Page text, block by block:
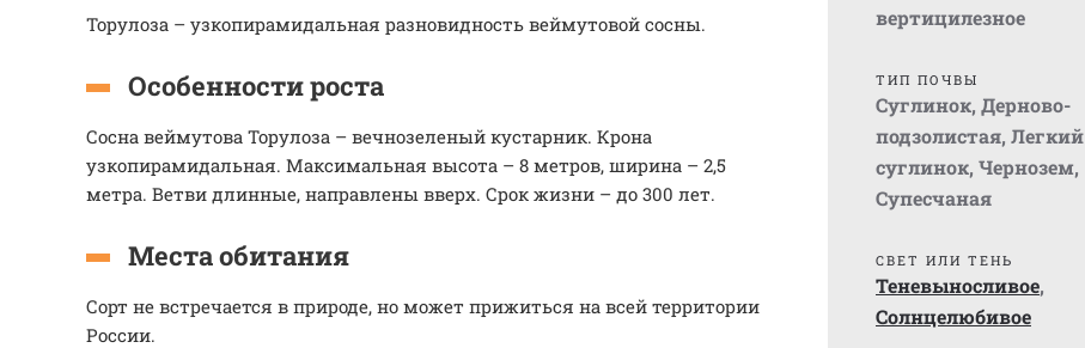
Торулоза – узкопирамидальная разновидность веймутовой сосны.
Особенности роста
Сосна веймутова Торулоза – вечнозеленый кустарник. Крона
узкопирамидальная. Максимальная высота – 8 метров, ширина – 2,5
метра. Ветви длинные, направлены вверх. Срок жизни – до 300 лет.
Места обитания
Сорт не встречается в природе, но может прижиться на всей территории
России.
вертицилезное
ТИП ПОЧВЫ
Суглинок, Дерново-
подзолистая, Легкий
суглинок, Чернозем,
Супесчаная
СВЕТ ИЛИ ТЕНЬ
Теневыносливое,
Солнцелюбивое